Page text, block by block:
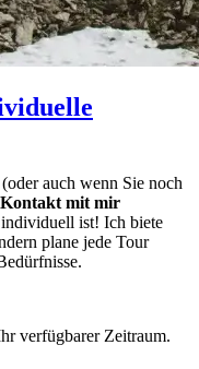
auch wenn Sie noch
Kontakt mit mir
ist! Ich biete
plane jede Tour
verfügbarer Zeitraum.